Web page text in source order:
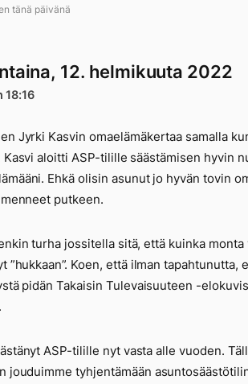
tänä päivänä
12. helmikuuta 2022
18:16
Jyrki Kasvin omaelämäkertaa samalla
Kasvi aloitti ASP-tilille säästämisen hyvin
Ehkä olisin asunut jo hyvän tovin
putkeen.
turha jossitella sitä, että kuinka monta
”hukkaan”. Koen, että ilman tapahtunutta,
pidän Takaisin Tulevaisuuteen -
ASP-tilille nyt vasta alle vuoden.
jouduimme tyhjentämään